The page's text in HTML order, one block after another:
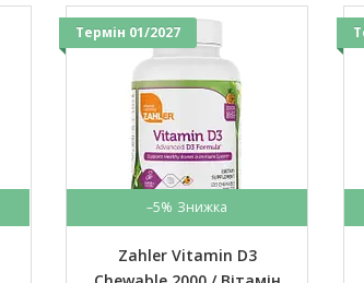
Термін 01/2027
–5%
Zahler Vitamin D3